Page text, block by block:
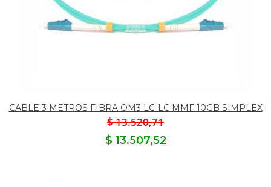
CABLE 3 METROS FIBRA OM3 LC-LC MMF 10GB SIMPLEX
$ 13.520,71
$ 13.507,52